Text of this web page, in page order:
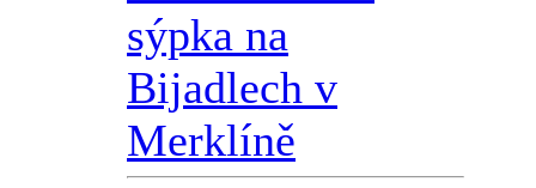
sýpka na
Bijadlech v
Merklíně